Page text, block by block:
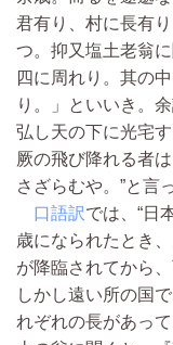
君有り、村に長有
つ。抑又塩土老翁
四に周れり。其の
り。」といいき。
弘し天の下に光宅
厥の飛び降れる者
さざらむや。”と言
口語訳では、“日
歳になられたとき
が降臨されてから
しかし遠い所の国
れぞれの長があっ